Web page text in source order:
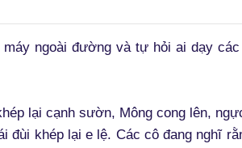
ngoài đường và tự hỏi ai dạy
lại cạnh sườn, Mông cong lên,
đùi khép lại e lệ. Các cô đang nghĩ